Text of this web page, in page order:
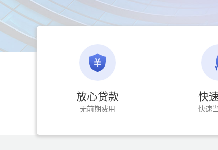
放心贷款
无前期费用
快
快速